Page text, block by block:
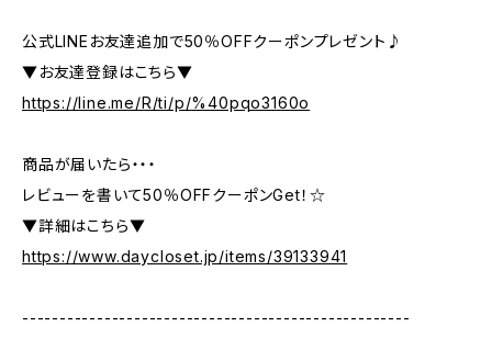
公式LINEお友達追加で50％OFFクーポンプレゼント♪
▼お友達登録はこちら▼
https://line.me/R/ti/p/%40pqo3160o
商品が届いたら・・・
レビューを書いて50％OFFクーポンGet！☆
▼詳細はこちら▼
https://www.daycloset.jp/items/39133941
----------------------------------------------------